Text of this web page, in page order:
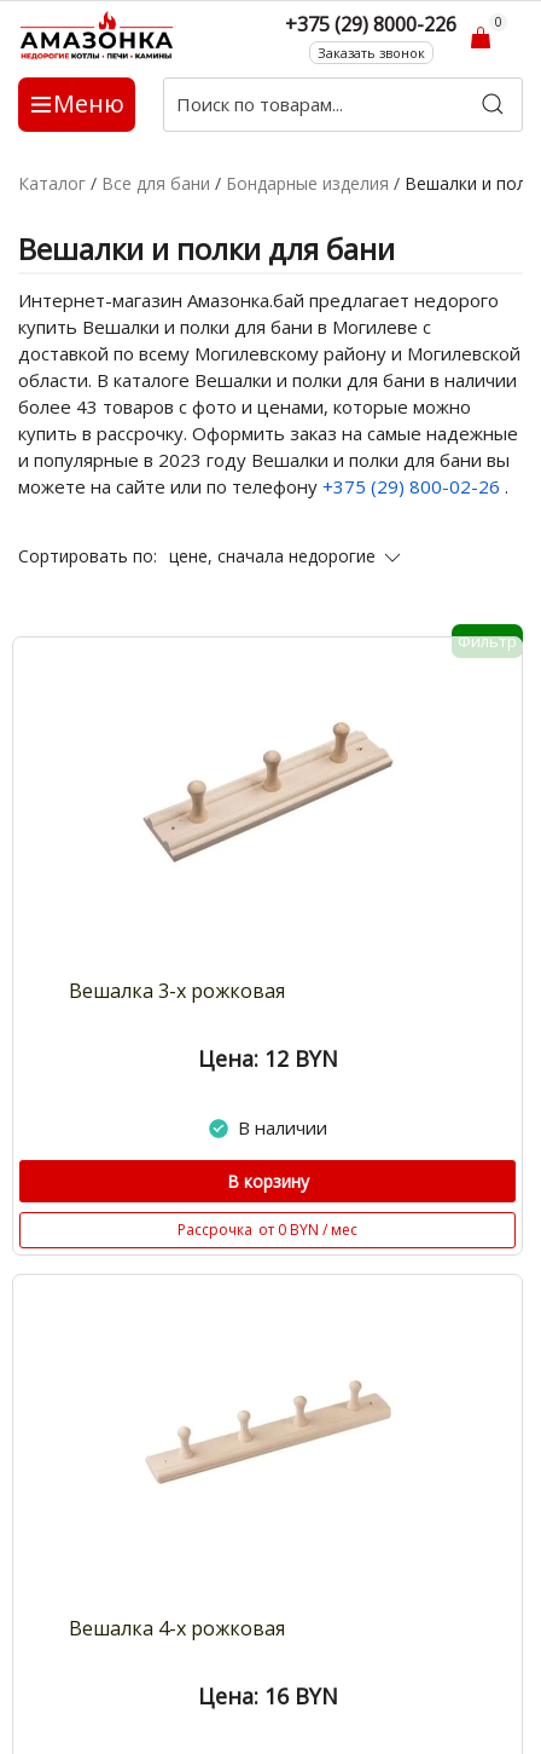
Меню
+375 (29) 8000-226
Заказать звонок
0
Каталог / Все для бани / Бондарные изделия / Вешалки и
Вешалки и полки для бани
Интернет-магазин Амазонка.бай предлагает недорого
купить Вешалки и полки для бани в Могилеве с
доставкой по всему Могилевскому району и Могилевской
области. В каталоге Вешалки и полки для бани в наличии
более 43 товаров с фото и ценами, которые можно
купить в рассрочку. Оформить заказ на самые надежные
и популярные в 2023 году Вешалки и полки для бани вы
можете на сайте или по телефону +375 (29) 800-02-26 .
Сортировать по: цене, сначала недорогие
Фильтр
Вешалка 3-х рожковая
Цена: 12 BYN
В наличии
В корзину
Рассрочка от 0 BYN / мес
Вешалка 4-х рожковая
Цена: 16 BYN